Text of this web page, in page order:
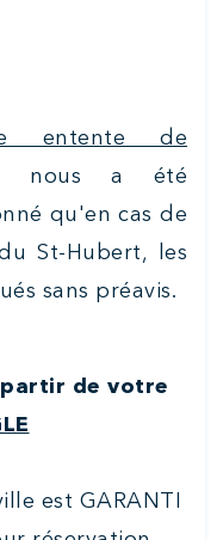
entente de
nous a été
qu'en cas de
St-Hubert, les
sans préavis.
de votre
est GARANTI